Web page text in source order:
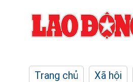
Trang chủ Xã hội